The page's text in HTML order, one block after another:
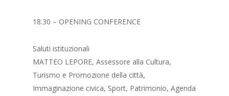
18.30 – OPENING CONFERENCE
Saluti istituzionali
MATTEO LEPORE, Assessore alla Cultura,
Turismo e Promozione della città,
Immaginazione civica, Sport, Patrimonio, Agenda